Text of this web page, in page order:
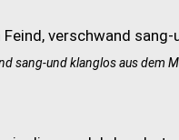
sang-und klanglos aus dem